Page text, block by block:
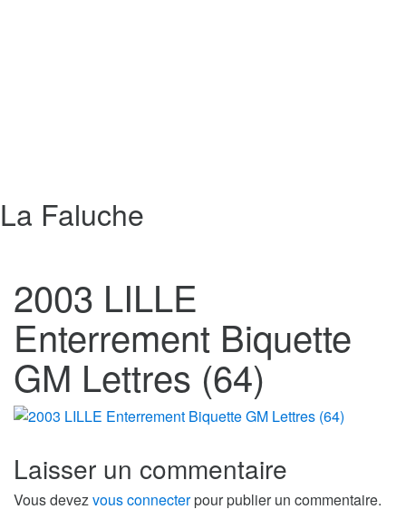
La Faluche
2003 LILLE
Enterrement Biquette
GM Lettres (64)
Laisser un commentaire
Vous devezvous connecterpour publier un commentaire.